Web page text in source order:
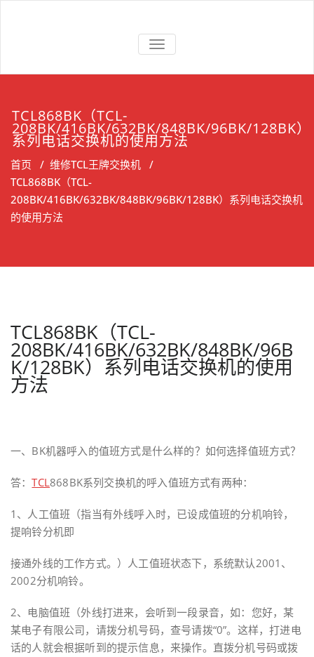
上海维修电话
上海维修松下、国威、NEC、迅
切
换
TCL868BK（TCL-
208BK/416BK/632BK/848BK/96BK/128BK）
系列电话交换机的使用方法
首页 / 维修TCL王牌交换机 /
TCL868BK（TCL-
208BK/416BK/632BK/848BK/96BK/128BK）系列电话交换机
的使用方法
TCL868BK（TCL-
208BK/416BK/632BK/848BK/96B
K/128BK）系列电话交换机的使用
方法
一、BK机器呼入的值班方式是什么样的？如何选择值班方式？
答：TCL868BK系列交换机的呼入值班方式有两种：
1、人工值班（指当有外线呼入时，已设成值班的分机响铃，
提响铃分机即
接通外线的工作方式。）人工值班状态下，系统默认2001、
2002分机响铃。
2、电脑值班（外线打进来，会听到一段录音，如：您好，某
某电子有限公司，请拨分机号码，查号请拨“0”。这样，打进电
话的人就会根据听到的提示信息，来操作。直拨分机号码或拨